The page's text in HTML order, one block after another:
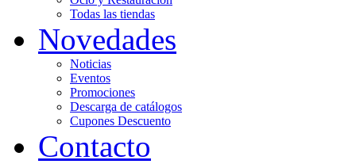
Todas las tiendas
Novedades
Noticias
Eventos
Promociones
Descarga de catálogos
Cupones Descuento
Contacto